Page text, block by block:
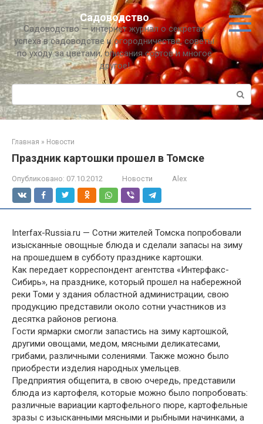
Перейти
к
контенту
Садоводство
Садоводство — интернет журнал о секретах
успеха в садоводстве и огородничестве, советы
по уходу за цветами, описания сортов и многое
другое!
Поиск:
Главная » Новости
Праздник картошки прошел в Томске
Опубликовано: 07.10.2012 Новости Alex
Interfax-Russia.ru — Сотни жителей Томска попробовали
изысканные овощные блюда и сделали запасы на зиму
на прошедшем в субботу празднике картошки.
Как передает корреспондент агентства «Интерфакс-
Сибирь», на празднике, который прошел на набережной
реки Томи у здания областной администрации, свою
продукцию представили около сотни участников из
десятка районов региона.
Гости ярмарки смогли запастись на зиму картошкой,
другими овощами, медом, мясными деликатесами,
грибами, различными солениями. Также можно было
приобрести изделия народных умельцев.
Предприятия общепита, в свою очередь, представили
блюда из картофеля, которые можно было попробовать:
различные вариации картофельного пюре, картофельные
зразы с изысканными мясными и рыбными начинками, а